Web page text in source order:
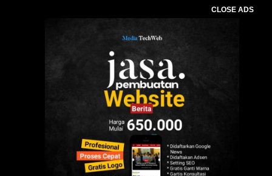
CLOSE ADS